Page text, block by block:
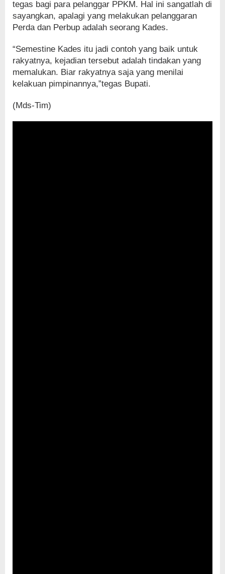
tegas bagi para pelanggar PPKM. Hal ini sangatlah di
sayangkan, apalagi yang melakukan pelanggaran
Perda dan Perbup adalah seorang Kades.
“Semestine Kades itu jadi contoh yang baik untuk
rakyatnya, kejadian tersebut adalah tindakan yang
memalukan. Biar rakyatnya saja yang menilai
kelakuan pimpinannya,”tegas Bupati.
(Mds-Tim)